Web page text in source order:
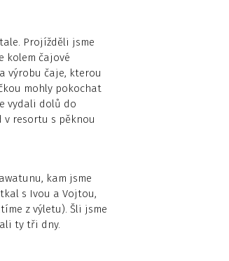
Projížděli jsme
kolem čajové
výrobu čaje, kterou
mohly pokochat
vydali dolů do
v resortu s pěknou
kam jsme
s Ivou a Vojtou,
z výletu). Šli jsme
ty tři dny.